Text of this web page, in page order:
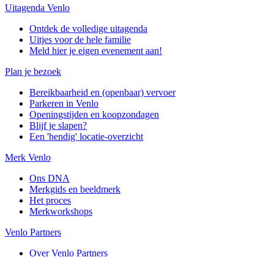
Uitagenda Venlo
Ontdek de volledige uitagenda
Uitjes voor de hele familie
Meld hier je eigen evenement aan!
Plan je bezoek
Bereikbaarheid en (openbaar) vervoer
Parkeren in Venlo
Openingstijden en koopzondagen
Blijf je slapen?
Een 'hendig' locatie-overzicht
Merk Venlo
Ons DNA
Merkgids en beeldmerk
Het proces
Merkworkshops
Venlo Partners
Over Venlo Partners